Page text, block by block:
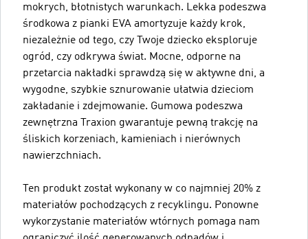
mokrych, błotnistych warunkach. Lekka podeszwa
środkowa z pianki EVA amortyzuje każdy krok,
niezależnie od tego, czy Twoje dziecko eksploruje
ogród, czy odkrywa świat. Mocne, odporne na
przetarcia nakładki sprawdzą się w aktywne dni, a
wygodne, szybkie sznurowanie ułatwia dzieciom
zakładanie i zdejmowanie. Gumowa podeszwa
zewnętrzna Traxion gwarantuje pewną trakcję na
śliskich korzeniach, kamieniach i nierównych
nawierzchniach.
Ten produkt został wykonany w co najmniej 20% z
materiałów pochodzących z recyklingu. Ponowne
wykorzystanie materiałów wtórnych pomaga nam